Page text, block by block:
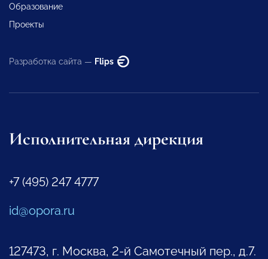
Образование
Проекты
Разработка сайта — Flips
Исполнительная дирекция
+7 (495) 247 4777
id@opora.ru
127473, г. Москва, 2-й Самотечный пер., д.7.